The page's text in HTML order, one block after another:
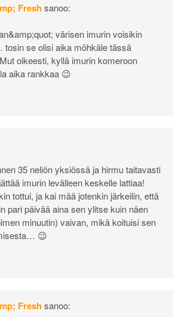
Freshsanoo:
värisen imurin voisikin
tosin se olisi aika möhkäle tässä
oikeesti, kyllä imurin komeroon
aika rankkaa 😉
35 neliön yksiössä ja hirmu taitavasti
imurin levälleen keskelle lattiaa!
tottui, ja kai mää jotenkin järkeilin, että
pari päivää aina sen ylitse kuin näen
minuutin) vaivan, mikä koituisi sen
😉
Freshsanoo: